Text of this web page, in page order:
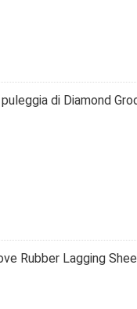
di Diamond
Rubber Lagging